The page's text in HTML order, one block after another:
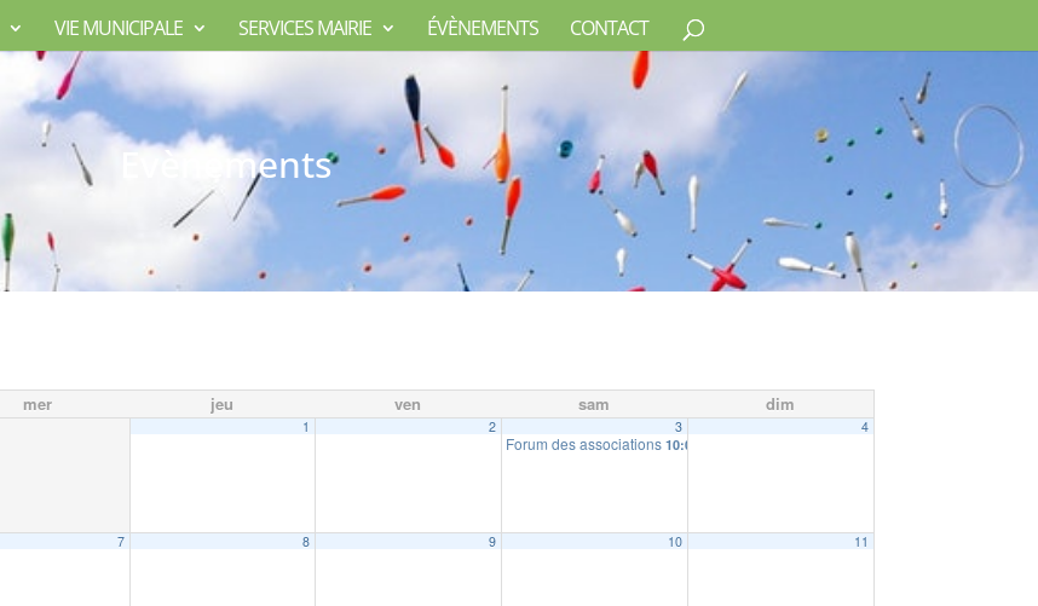
VIE MUNICIPALE SERVICES MAIRIE ÉVÈNEMENTS CONTACT
Evènements
mer jeu ven sam dim
1 2 3
Forum des associations10:00
4
7 8 9 10 11